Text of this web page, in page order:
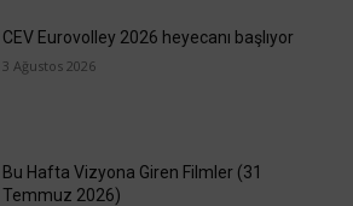
CEV Eurovolley 2026 heyecanı başlıyor
3 Ağustos 2026
Bu Hafta Vizyona Giren Filmler (31
Temmuz 2026)